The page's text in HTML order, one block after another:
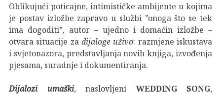
Oblikujući poticajne, intimističke ambijente u kojima
je postav izložbe zapravo u službi ”onoga što se tek
ima dogoditi”, autor – ujedno i domaćin izložbe –
otvara situacije za dijaloge uživo: razmjene iskustava
i svjetonazora, predstavljanja novih knjiga, izvođenja
pjesama, suradnje i dokumentiranja.
Dijalozi umaški, naslovljeniWEDDING SONG,